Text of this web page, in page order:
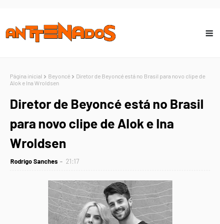
Página inicial Beyoncé
Diretor de Beyoncé está no Brasil para novo clipe de
Alok e Ina Wroldsen
Diretor de Beyoncé está no Brasil
para novo clipe de Alok e Ina
Wroldsen
Rodrigo Sanches 21:17